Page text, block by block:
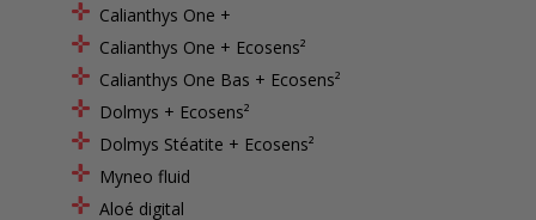
Calianthys One +
Calianthys One + Ecosens²
Calianthys One Bas + Ecosens²
Dolmys + Ecosens²
Dolmys Stéatite + Ecosens²
Myneo fluid
Aloé digital